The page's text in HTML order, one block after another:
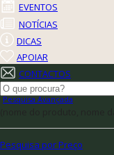
EVENTOS
NOTÍCIAS
DICAS
APOIAR
CONTACTOS
Pesquisa Avançada
Pesquisa por Preço